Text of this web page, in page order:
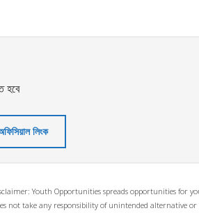
হবে
লিংক
Youth Opportunities spreads opportunities for
not take any responsibility of unintended alternative